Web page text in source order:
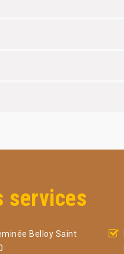
services
Belloy Saint